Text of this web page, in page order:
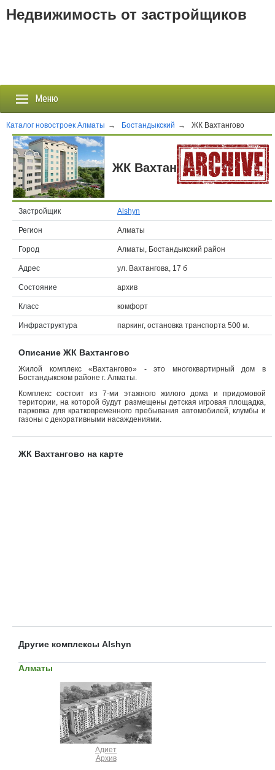
Недвижимость от застройщиков
Меню
Застройщики
Новостройки
Новости
События
Агентства
Объявления
Кабинет
Каталог новостроек Алматы → Бостандыкский → ЖК Вахтангово
ЖК Вахтангово
Застройщик Alshyn
Регион Алматы
Город Алматы, Бостандыкский район
Адрес ул. Вахтангова, 17 б
Состояние архив
Класс комфорт
Инфраструктура паркинг, остановка транспорта 500 м.
Описание ЖК Вахтангово
Жилой комплекс «Вахтангово» - это многоквартирный дом в
Бостандыкском районе г. Алматы.
Комплекс состоит из 7-ми этажного жилого дома и придомовой
територии, на которой будут размещены детская игровая площадка,
парковка для кратковременного пребывания автомобилей, клумбы и
газоны с декоративными насаждениями.
ЖК Вахтангово на карте
Другие комплексы Alshyn
Алматы
Адиет
Архив